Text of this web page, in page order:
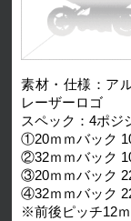
素材・仕様：ア
レーザーロゴ
スペック：4ポジ
①20ｍｍバック
②32ｍｍバック
③20ｍｍバック
④32ｍｍバック
※前後ピッチ12